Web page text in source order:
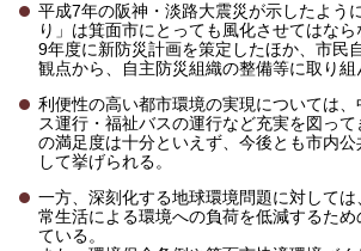
平成7年の阪神・淡路大震災が示したよう
り」は箕面市にとっても風化させてはな
9年度に新防災計画を策定したほか、市民
観点から、自主防災組織の整備等に取り組
利便性の高い都市環境の実現については
ス運行・福祉バスの運行など充実を図っ
の満足度は十分といえず、今後とも市内公
して挙げられる。
一方、深刻化する地球環境問題に対して
常生活による環境への負荷を低減するた
ている。